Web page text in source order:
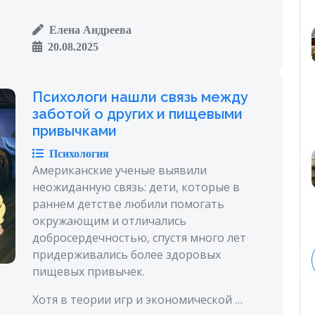
Елена Андреева
20.08.2025
Психологи нашли связь между
заботой о других и пищевыми
привычками
Психология
Американские ученые выявили
неожиданную связь: дети, которые в
раннем детстве любили помогать
окружающим и отличались
добросердечностью, спустя много лет
придерживались более здоровых
пищевых привычек.
Хотя в теории игр и экономической …